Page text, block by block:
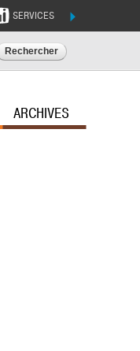
SERVICES
ARCHIVES